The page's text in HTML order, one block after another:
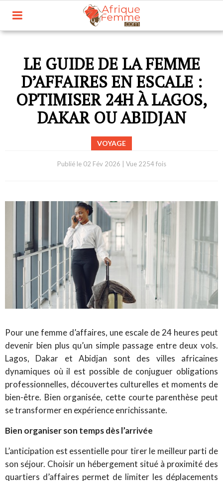
LE GUIDE DE LA FEMME
D’AFFAIRES EN ESCALE :
OPTIMISER 24H À LAGOS,
DAKAR OU ABIDJAN
VOYAGE
Publié le 02 Fév 2026 Vue 2254 fois
Pour une femme d’affaires, une escale de 24 heures peut
devenir bien plus qu’un simple passage entre deux vols.
Lagos, Dakar et Abidjan sont des villes africaines
dynamiques où il est possible de conjuguer obligations
professionnelles, découvertes culturelles et moments de
bien-être. Bien organisée, cette courte parenthèse peut
se transformer en expérience enrichissante.
Bien organiser son temps dès l’arrivée
L’anticipation est essentielle pour tirer le meilleur parti de
son séjour. Choisir un hébergement situé à proximité des
quartiers d’affaires permet de limiter les déplacements